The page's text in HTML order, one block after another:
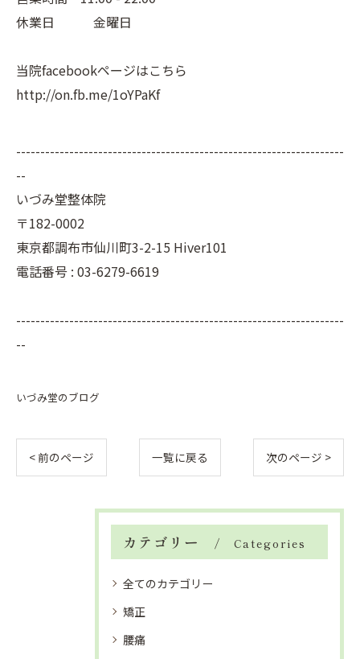
休業日 金曜日
当院facebookページはこちら
http://on.fb.me/1oYPaKf
--------------------------------------------------------------------
--
いづみ堂整体院
〒182-0002
東京都調布市仙川町3-2-15 Hiver101
電話番号 : 03-6279-6619
--------------------------------------------------------------------
--
いづみ堂のブログ
< 前のページ 一覧に戻る 次のページ >
カテゴリー Categories
全てのカテゴリー
矯正
腰痛